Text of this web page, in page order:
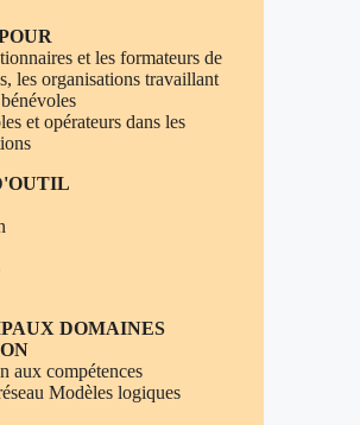
et les formateurs de
les organisations travaillant
et opérateurs dans les
DOMAINES
aux compétences
Modèles logiques